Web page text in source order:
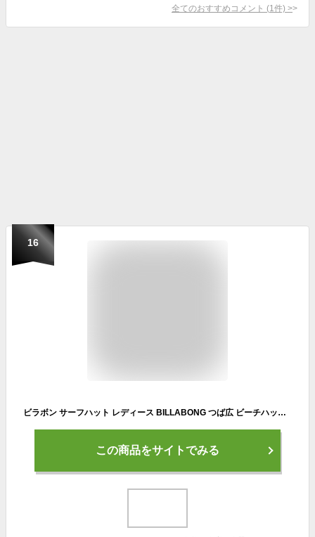
全てのおすすめコメント (1 件) >
16
ビラボン サーフハット レディース BILLABONG つば広 ビーチハット サーフブランド 日除けフラップ付き 撥水加工【あす楽対応】BC013-920
この商品をサイトでみる